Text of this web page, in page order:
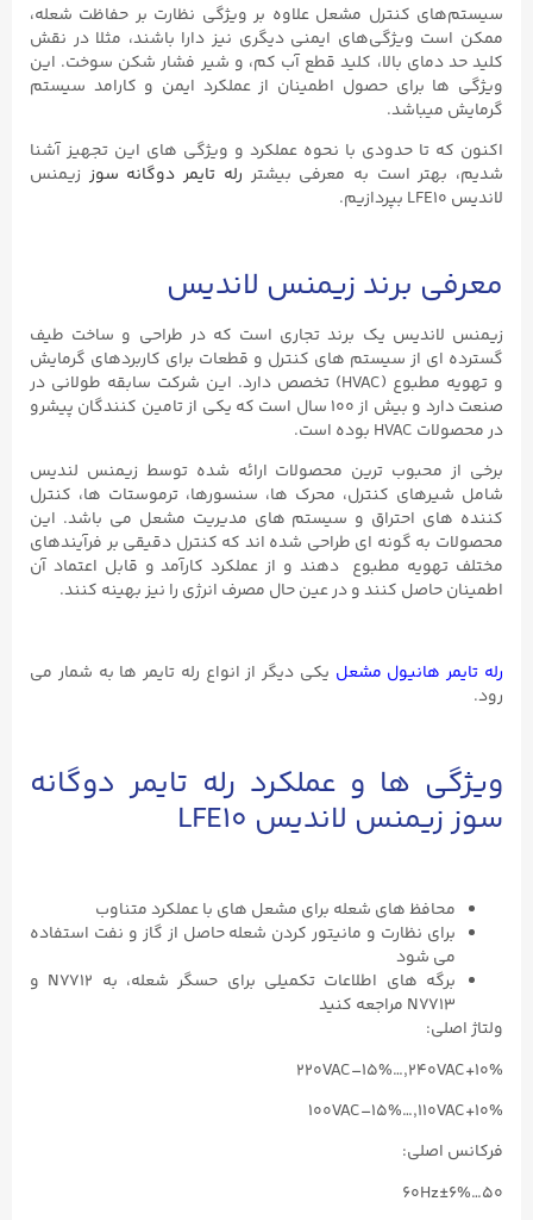
سیستم‌های کنترل مشعل علاوه بر ویژگی نظارت بر حفاظت شعله،
ممکن است ویژگی‌های ایمنی دیگری نیز دارا باشند، مثلا در نقش
کلید حد دمای بالا، کلید قطع آب کم، و شیر فشار شکن سوخت. این
ویژگی ها برای حصول اطمینان از عملکرد ایمن و کارامد سیستم
گرمایش میباشد.
اکنون که تا حدودی با نحوه عملکرد و ویژگی های این تجهیز آشنا
شدیم، بهتر است به معرفی بیشتر رله تایمر دوگانه سوز زیمنس
لاندیس LFE10 بپردازیم.
معرفی برند زیمنس لاندیس
زیمنس لاندیس یک برند تجاری است که در طراحی و ساخت طیف
گسترده ای از سیستم های کنترل و قطعات برای کاربردهای گرمایش
و تهویه مطبوع (HVAC) تخصص دارد. این شرکت سابقه طولانی در
صنعت دارد و بیش از ۱۰۰ سال است که یکی از تامین کنندگان پیشرو
در محصولات HVAC بوده است.
برخی از محبوب ترین محصولات ارائه شده توسط زیمنس لندیس
شامل شیرهای کنترل، محرک ها، سنسورها، ترموستات ها، کنترل
کننده های احتراق و سیستم های مدیریت مشعل می باشد. این
محصولات به گونه ای طراحی شده اند که کنترل دقیقی بر فرآیندهای
مختلف تهویه مطبوع دهند و از عملکرد کارآمد و قابل اعتماد آن
اطمینان حاصل کنند و در عین حال مصرف انرژی را نیز بهینه کنند.
رله تایمر هانیول مشعل یکی دیگر از انواع رله تایمر ها به شمار می
رود.
ویژگی ها و عملکرد رله تایمر دوگانه
سوز زیمنس لاندیس LFE10
محافظ های شعله برای مشعل های با عملکرد متناوب
برای نظارت و مانیتور کردن شعله حاصل از گاز و نفت استفاده
می شود
برگه های اطلاعات تکمیلی برای حسگر شعله، به N7712 و
N7713 مراجعه کنید
ولتاژ اصلی:
220VAC–15%…,240VAC+10%
100VAC–15%…,110VAC+10%
فرکانس اصلی:
50…60Hz±6%